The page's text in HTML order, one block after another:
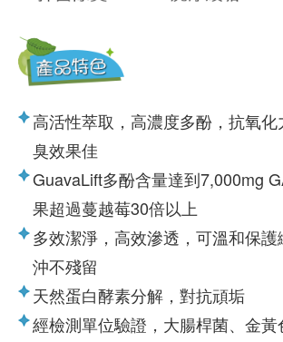
高活性萃取，高濃度多酚，抗氧
臭效果佳
GuavaLift多酚含量達到7,000mg
果超過蔓越莓30倍以上
多效潔淨，高效滲透，可溫和保
沖不殘留
天然蛋白酵素分解，對抗頑垢
經檢測單位驗證，大腸桿菌、金黃